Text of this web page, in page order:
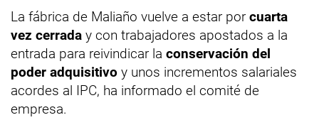
La fábrica de Maliaño vuelve a estar por cuarta
vez cerrada y con trabajadores apostados a la
entrada para reivindicar la conservación del
poder adquisitivo y unos incrementos salariales
acordes al IPC, ha informado el comité de
empresa.